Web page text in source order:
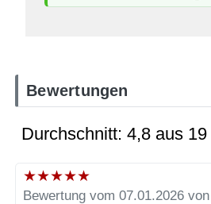
Bewertungen
Durchschnitt: 4,8 aus
★★★★★
Bewertung vom 07.01.2026